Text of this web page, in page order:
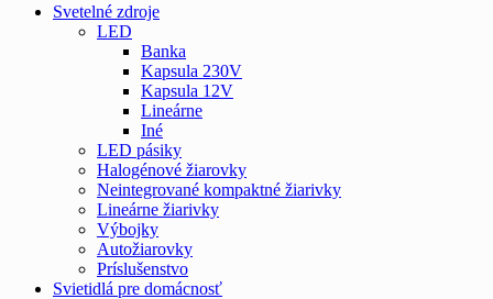
Svetelné zdroje
LED
Banka
Kapsula 230V
Kapsula 12V
Lineárne
Iné
LED pásiky
Halogénové žiarovky
Neintegrované kompaktné žiarivky
Lineárne žiarivky
Výbojky
Autožiarovky
Príslušenstvo
Svietidlá pre domácnosť